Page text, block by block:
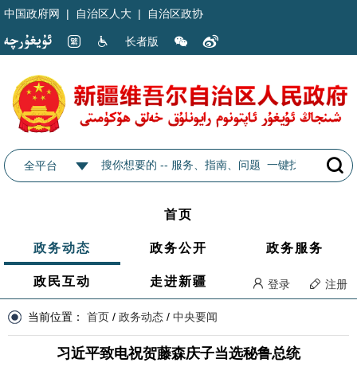
中国政府网 | 自治区人大 | 自治区政协
长者版
全平台
首页
政务动态 政务公开 政务服务
政民互动 走进新疆 登录 注册
当前位置： 首页 / 政务动态 / 中央要闻
习近平致电祝贺藤森庆子当选秘鲁总统